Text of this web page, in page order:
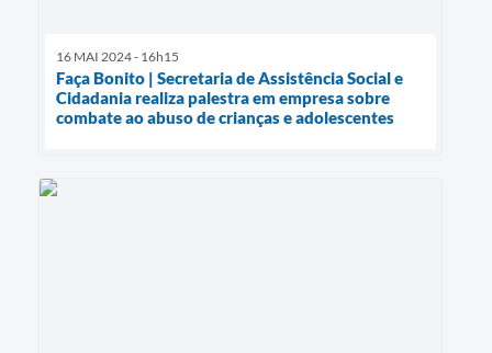
16 MAI 2024 - 16h15
Faça Bonito | Secretaria de Assistência Social e
Cidadania realiza palestra em empresa sobre
combate ao abuso de crianças e adolescentes